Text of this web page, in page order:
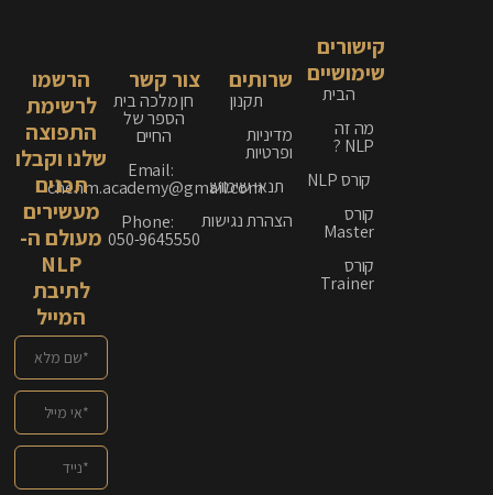
קישורים
שימושיים
הבית
מה זה
NLP ?
קורס NLP
קורס
Master
קורס
Trainer
שרותים
תקנון
מדיניות
ופרטיות
תנאי שימוש
הצהרת נגישות
צור קשר
חן מלכה בית
הספר של
החיים
Email:
chenm.academy@gmail.com
Phone:
050-9645550
הרשמו
לרשימת
התפוצה
שלנו וקבלו
תכנים
מעשירים
מעולם ה-
NLP
לתיבת
המייל